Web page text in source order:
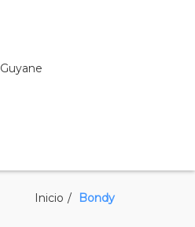
Guyane
Inicio Bondy